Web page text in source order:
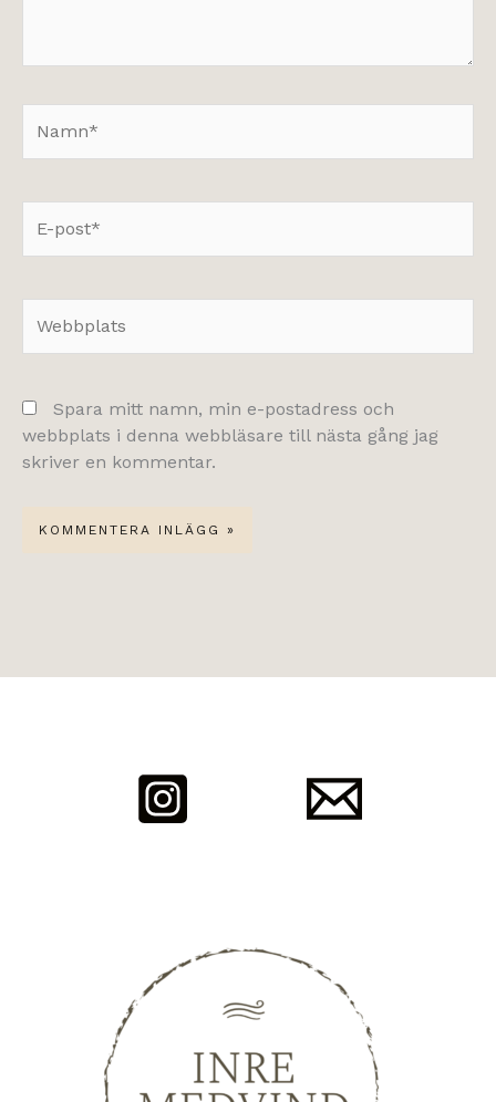
post*
Spara mitt namn, min e-postadress och
webbplats i denna webbläsare till nästa gång jag
skriver en kommentar.